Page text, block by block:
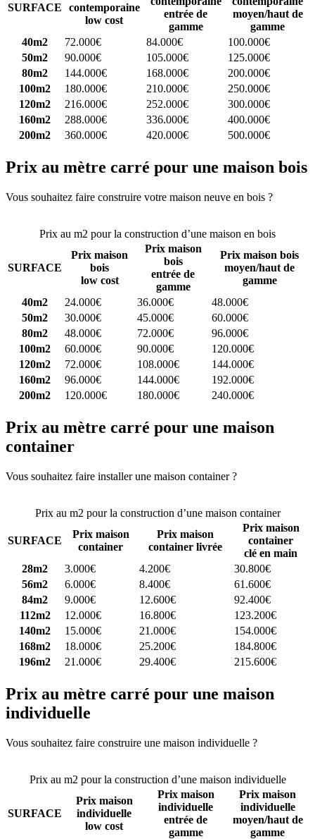
SURFACE
contemporaine
low cost
entrée de
gamme
moyen/haut de
gamme
40m2
72.000€ 84.000€
100.000€
50m2
90.000€ 105.000€
125.000€
80m2
144.000€ 168.000€
200.000€
100m2
180.000€ 210.000€
250.000€
120m2
216.000€ 252.000€
300.000€
160m2
288.000€ 336.000€
400.000€
200m2
360.000€ 420.000€ 500.000€
Prix au mètre carré pour une maison bois
Vous souhaitez faire construire votre maison neuve en bois ?
Prix au m2 pour la construction d’une maison en bois
SURFACE
Prix maison
bois
low cost
Prix maison
bois
entrée de
gamme
Prix maison bois
moyen/haut de
gamme
40m2
24.000€ 36.000€
48.000€
50m2
30.000€ 45.000€
60.000€
80m2
48.000€ 72.000€
96.000€
100m2
60.000€ 90.000€
120.000€
120m2
72.000€ 108.000€
144.000€
160m2
96.000€ 144.000€
192.000€
200m2
120.000€ 180.000€ 240.000€
Prix au mètre carré pour une maison
container
Vous souhaitez faire installer une maison container ?
Prix au m2 pour la construction d’une maison container
SURFACE
Prix maison
container
Prix maison
container livrée
Prix maison
container
clé en main
28m2
3.000€ 4.200€
30.800€
56m2
6.000€ 8.400€
61.600€
84m2
9.000€ 12.600€
92.400€
112m2
12.000€ 16.800€
123.200€
140m2
15.000€ 21.000€
154.000€
168m2
18.000€ 25.200€
184.800€
196m2
21.000€ 29.400€ 215.600€
Prix au mètre carré pour une maison
individuelle
Vous souhaitez faire construire une maison individuelle ?
Prix au m2 pour la construction d’une maison individuelle
SURFACE
Prix maison
individuelle
low cost
Prix maison
individuelle
entrée de
gamme
Prix maison
individuelle
moyen/haut de
gamme